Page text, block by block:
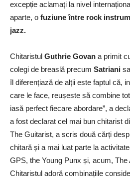
excepție aclamați la nivel
aparte, o fuziune între rock
jazz.
Chitaristul Guthrie Govan a primit
colegi de breaslă precum Satriani
îl diferențiază de alții este faptul că,
care le face, reușeste să combine
iasă perfect fiecare abordare”, a
a fost declarat cel mai bun chitarist
The Guitarist, a scris două cărți
chitară și a mai luat parte la
GPS, the Young Punx și, acum, The
Chitaristul adoră combinațiile